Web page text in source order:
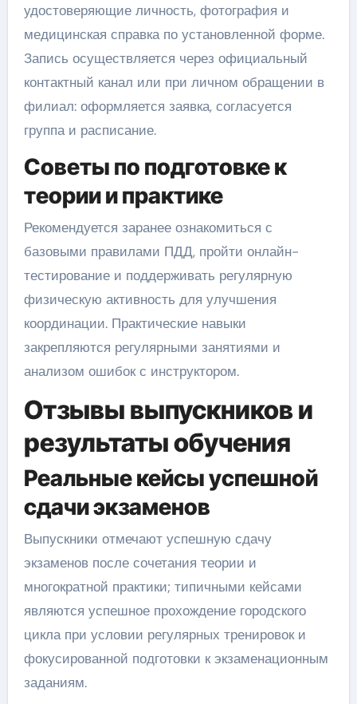
удостоверяющие личность, фотография и
медицинская справка по установленной форме.
Запись осуществляется через официальный
контактный канал или при личном обращении в
филиал: оформляется заявка, согласуется
группа и расписание.
Советы по подготовке к
теории и практике
Рекомендуется заранее ознакомиться с
базовыми правилами ПДД, пройти онлайн-
тестирование и поддерживать регулярную
физическую активность для улучшения
координации. Практические навыки
закрепляются регулярными занятиями и
анализом ошибок с инструктором.
Отзывы выпускников и
результаты обучения
Реальные кейсы успешной
сдачи экзаменов
Выпускники отмечают успешную сдачу
экзаменов после сочетания теории и
многократной практики; типичными кейсами
являются успешное прохождение городского
цикла при условии регулярных тренировок и
фокусированной подготовки к экзаменационным
заданиям.